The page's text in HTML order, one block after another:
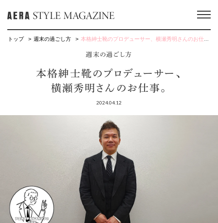
トップ 週末の過ごし方 本格紳士靴のプロデューサー、横瀬秀明さんのお仕事。
週末の過ごし方
本格紳士靴のプロデューサー、
横瀬秀明さんのお仕事。
2024.04.12